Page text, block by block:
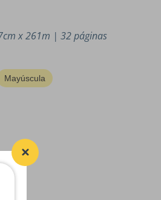
x 261m | 32 páginas
Mayúscula